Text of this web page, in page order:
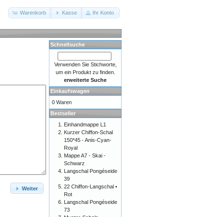
Warenkorb Kasse Ihr Konto
Weiter
Schnellsuche
Verwenden Sie Stichworte,
um ein Produkt zu finden.
erweiterte Suche
Einkaufswagen
0 Waren
Bestseller
Einhandmappe L1
Kurzer Chiffon-Schal
150*45 - Anis-Cyan-
Royal
Mappe A7 - Skai -
Schwarz
Langschal Pongéseide
39
22 Chiffon-Langschal •
Rot
Langschal Pongéseide
73